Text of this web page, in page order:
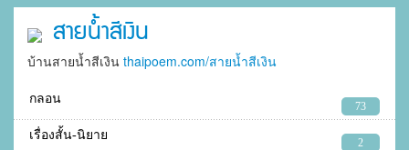
สายน้ำสีเงิน
บ้านสายน้ำสีเงิน thaipoem.com/สายน้ำสีเงิน
กลอน
73
เรื่องสั้น-นิยาย
2